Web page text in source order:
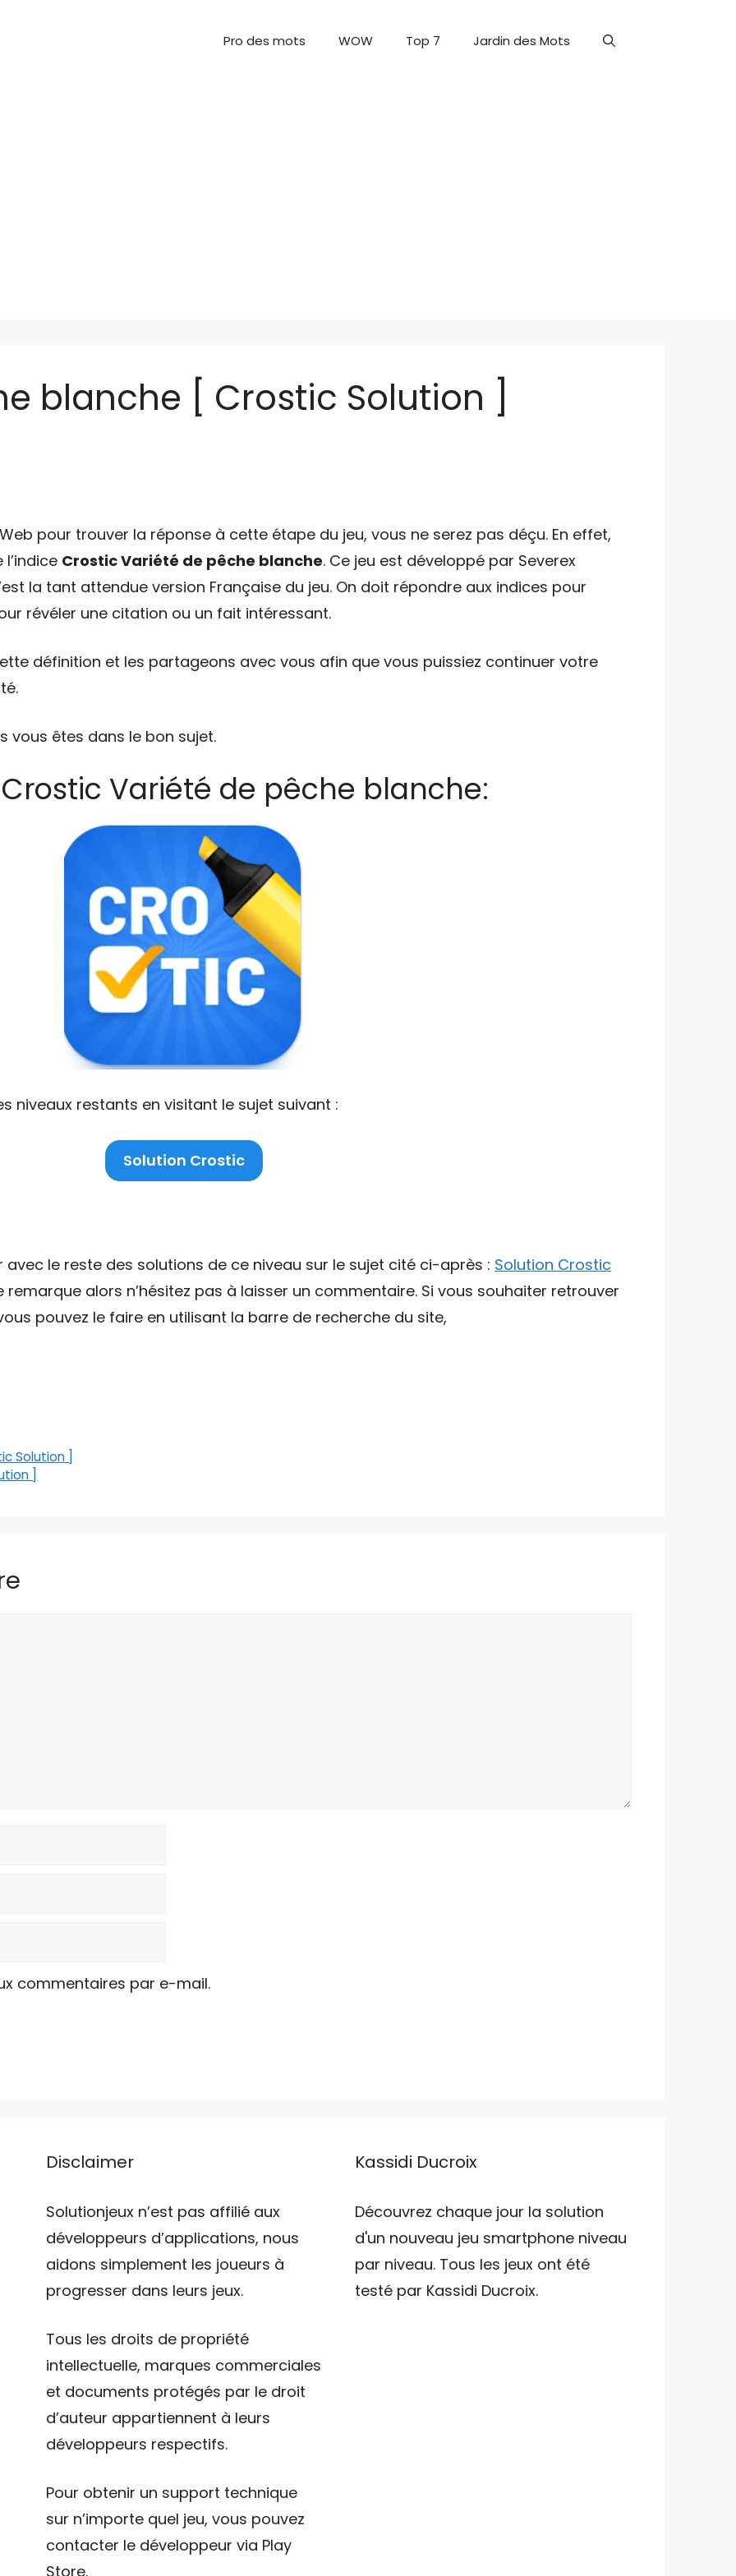
Pro des mots WOW Top 7 Jardin des Mots
blanche [ Crostic Solution ]
pour trouver la réponse à cette étape du jeu, vous ne serez pas déçu. En effet,
Crostic Variété de pêche blanche. Ce jeu est développé par Severex
la tant attendue version Française du jeu. On doit répondre aux indices pour
révéler une citation ou un fait intéressant.
définition et les partageons avec vous afin que vous puissiez continuer votre
vous êtes dans le bon sujet.
Variété de pêche blanche:
niveaux restants en visitant le sujet suivant :
Solution Crostic
le reste des solutions de ce niveau sur le sujet cité ci-après : Solution Crostic
remarque alors n’hésitez pas à laisser un commentaire. Si vous souhaiter retrouver
pouvez le faire en utilisant la barre de recherche du site,
Solution ]
]
commentaires par e-mail.
Disclaimer
Solutionjeux n’est pas affilié aux
développeurs d’applications, nous
aidons simplement les joueurs à
progresser dans leurs jeux.
Tous les droits de propriété
intellectuelle, marques commerciales
et documents protégés par le droit
d’auteur appartiennent à leurs
développeurs respectifs.
Pour obtenir un support technique
sur n’importe quel jeu, vous pouvez
contacter le développeur via Play
Store.
Kassidi Ducroix
Découvrez chaque jour la solution
d'un nouveau jeu smartphone niveau
par niveau. Tous les jeux ont été
testé par Kassidi Ducroix.